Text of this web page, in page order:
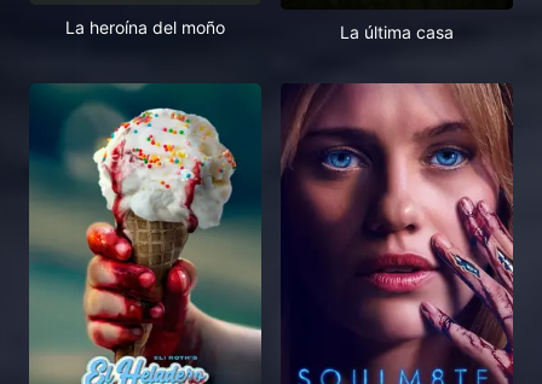
La heroína del moño La última casa